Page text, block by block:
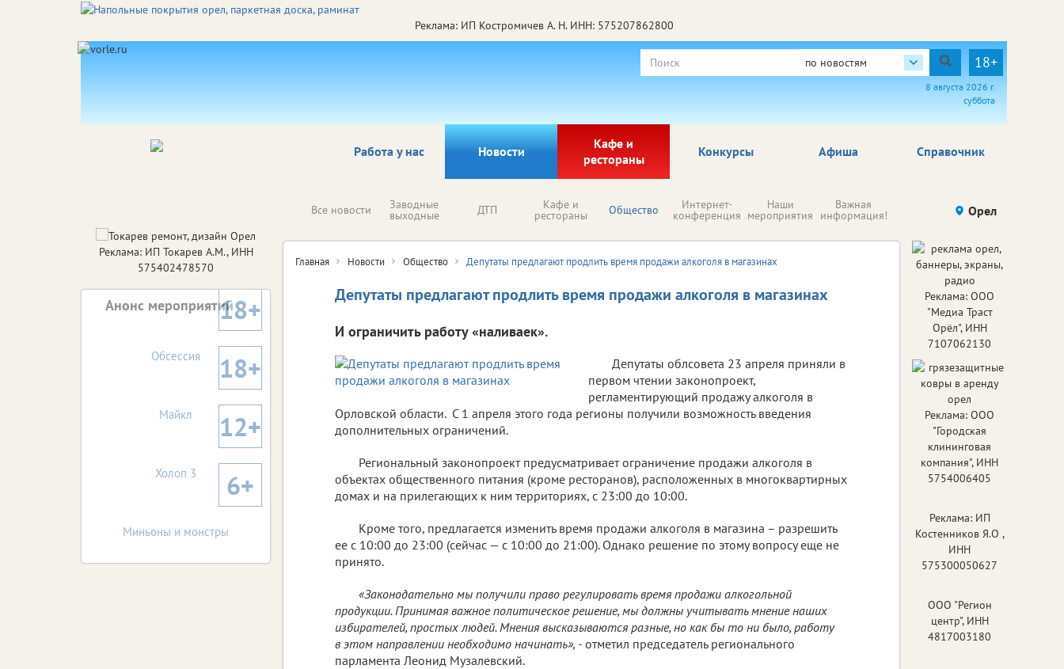
Реклама: ИП Костромичев А. Н. ИНН: 575207862800
по новостям 18+
8 августа 2026 г.
суббота
Работа у нас Новости
Кафе и
рестораны
Афиша Справочник
Конкурсы
Все новости Заводные
выходные ДТП Кафе и
рестораны Общество Интернет-
конференция
Наши
мероприятия
Важная
информация! Происшествия Здоровье
Орел
Главная Новости Общество Депутаты предлагают продлить время продажи алкоголя в магазинах
Депутаты предлагают продлить время продажи алкоголя в магазинах
И ограничить работу «наливаек».
Депутаты облсовета 23 апреля приняли в
первом чтении законопроект,
регламентирующий продажу алкоголя в
Орловской области. С 1 апреля этого года регионы получили возможность введения
дополнительных ограничений.
Региональный законопроект предусматривает ограничение продажи алкоголя в
объектах общественного питания (кроме ресторанов), расположенных в многоквартирных
домах и на прилегающих к ним территориях, с 23:00 до 10:00.
Кроме того, предлагается изменить время продажи алкоголя в магазина – разрешить
ее с 10:00 до 23:00 (сейчас — с 10:00 до 21:00). Однако решение по этому вопросу еще не
принято.
«Законодательно мы получили право регулировать время продажи алкогольной
продукции. Принимая важное политическое решение, мы должны учитывать мнение наших
избирателей, простых людей. Мнения высказываются разные, но как бы то ни было, работу
в этом направлении необходимо начинать», - отметил председатель регионального
парламента Леонид Музалевский.
Реклама: ИП Токарев А.М., ИНН
575402478570
Анонс мероприятий18+
Обсессия 18+
Майкл 12+
Холоп 3 6+
Миньоны и монстры
Реклама: ООО
"Медиа Траст
Орёл", ИНН
7107062130
Реклама: ООО
"Городская
клининговая
компания", ИНН
5754006405
Реклама: ИП
Костенников Я.О ,
ИНН
575300050627
ООО "Регион
центр", ИНН
4817003180